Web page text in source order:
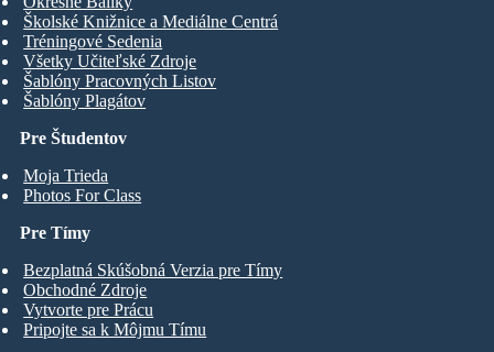
Pre Študentov
Moja Trieda
Photos For Class
Školské Knižnice a Mediálne Centrá
Tréningové Sedenia
Všetky Učiteľské Zdroje
Šablóny Pracovných Listov
Šablóny Plagátov
Pre Tímy
Bezplatná Skúšobná Verzia pre Tímy
Obchodné Zdroje
Vytvorte pre Prácu
Pripojte sa k Môjmu Tímu